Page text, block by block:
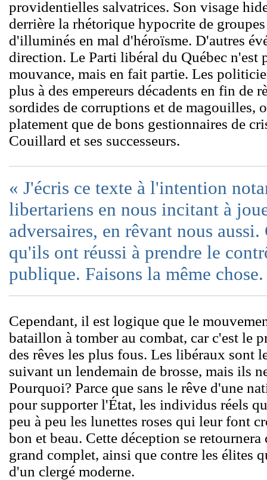
providentielles salvatrices. Son visage
derrière la rhétorique hypocrite de
d'illuminés en mal d'héroïsme. D'autres
direction. Le Parti libéral du Québec n'est
mouvance, mais en fait partie. Les
plus à des empereurs décadents en fin de
sordides de corruptions et de magouilles,
platement que de bons gestionnaires de
Couillard et ses successeurs.
« J'écris ce texte à l'intention
libertariens en nous incitant à
adversaires, en rêvant nous
qu'ils ont réussi à prendre le
publique. Faisons la même
Cependant, il est logique que le
bataillon à tomber au combat, car c'est le
des rêves les plus fous. Les libéraux sont
suivant un lendemain de brosse, mais ils
Pourquoi? Parce que sans le rêve d'une
pour supporter l'État, les individus réels
peu à peu les lunettes roses qui leur font
bon et beau. Cette déception se
grand complet, ainsi que contre les élites
d'un clergé moderne.